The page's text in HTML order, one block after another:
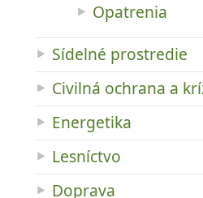
Opatrenia
Sídelné prostredie
Civilná ochrana a
Energetika
Lesníctvo
Doprava